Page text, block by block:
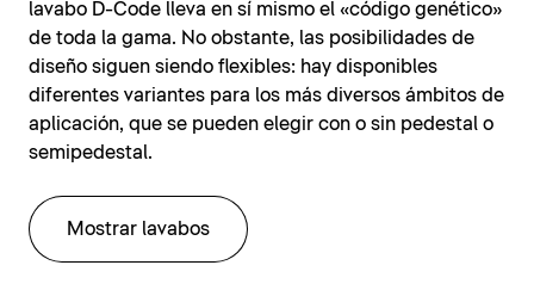
lavabo D-Code lleva en sí mismo el «código genético»
de toda la gama. No obstante, las posibilidades de
diseño siguen siendo flexibles: hay disponibles
diferentes variantes para los más diversos ámbitos de
aplicación, que se pueden elegir con o sin pedestal o
semipedestal.
Mostrar lavabos